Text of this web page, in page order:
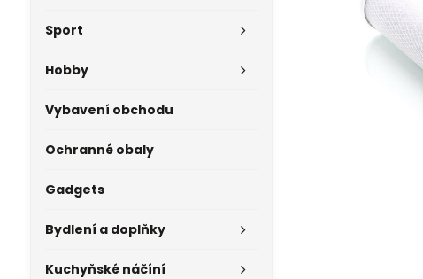
Sport
Hobby
Vybavení obchodu
Ochranné obaly
Gadgets
Bydlení a doplňky
Kuchyňské náčíní